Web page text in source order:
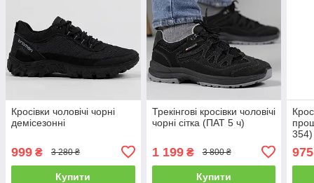
Кросівки чоловічі чорні
демісезонні
999 ₴ 3 280 ₴
Купити
Трекінгові кросівки чоловічі
чорні сітка (ПАТ 5 ч)
1 199₴ 3 800 ₴
Купити
354)
975